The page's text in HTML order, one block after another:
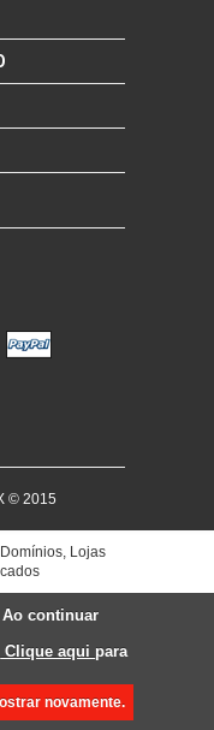
© 2015
continuar
Clique aqui para
novamente.